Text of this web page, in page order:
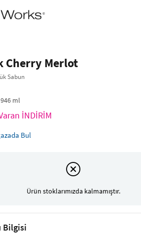
*Promosyon Detayları
Cherry Merlot
Sabun
ml
İNDİRİM
Bul
Ürün stoklarımızda kalmamıştır.
Bilgisi